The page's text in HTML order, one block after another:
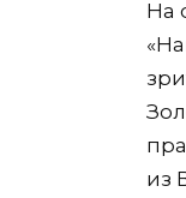
На
из